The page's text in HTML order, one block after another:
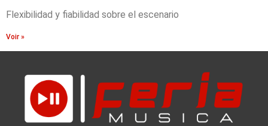
Flexibilidad y fiabilidad sobre el escenario
Voir »